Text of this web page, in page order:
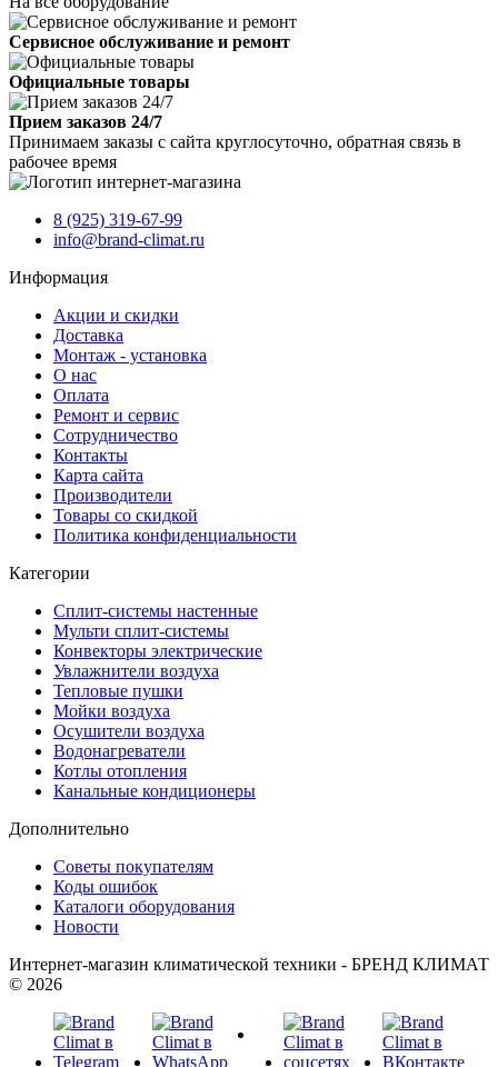
Сервисное обслуживание и ремонт
Официальные товары
Прием заказов 24/7
Принимаем заказы с сайта круглосуточно, обратная связь в
рабочее время
8 (925) 319-67-99
info@brand-climat.ru
Информация
Акции и скидки
Доставка
Монтаж - установка
О нас
Оплата
Ремонт и сервис
Сотрудничество
Контакты
Карта сайта
Производители
Товары со скидкой
Политика конфиденциальности
Категории
Сплит-системы настенные
Мульти сплит-системы
Конвекторы электрические
Увлажнители воздуха
Тепловые пушки
Мойки воздуха
Осушители воздуха
Водонагреватели
Котлы отопления
Канальные кондиционеры
Дополнительно
Советы покупателям
Коды ошибок
Каталоги оборудования
Новости
Интернет-магазин климатической техники - БРЕНД КЛИМАТ
© 2026